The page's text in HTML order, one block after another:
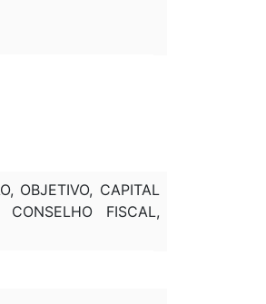
OBJETIVO, CAPITAL
CONSELHO FISCAL,